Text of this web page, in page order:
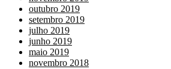
outubro 2019
setembro 2019
julho 2019
junho 2019
maio 2019
novembro 2018